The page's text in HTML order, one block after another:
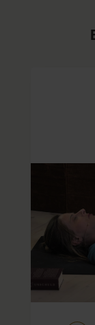
Ich
lassen.
Dich